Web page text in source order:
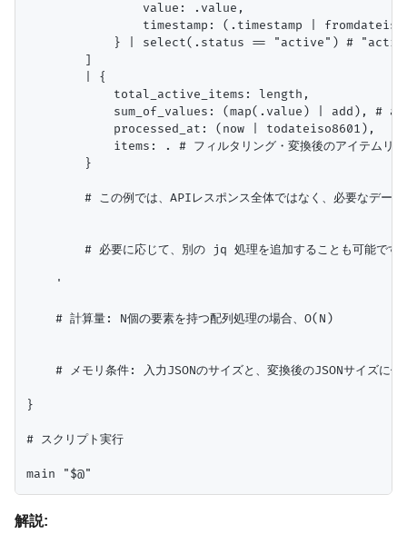
                value: .value,
timestamp: (.timestamp |
} | select(.status == "active") # "active"
        ]
        | {
            total_active_items: length,
sum_of_values: (map(.value) | add), #
            processed_at: (now | todateiso8601),
items: . # フィルタリング・変換後のアイテムリ
        }
# この例では、APIレスポンス全体ではなく、必要なデータ
# 必要に応じて、別の jq 処理を追加することも可能です
    '
    # 計算量: N個の要素を持つ配列処理の場合、O(N)
# メモリ条件: 入力JSONのサイズと、変換後のJSONサイズに依
}
# スクリプト実行
解説: